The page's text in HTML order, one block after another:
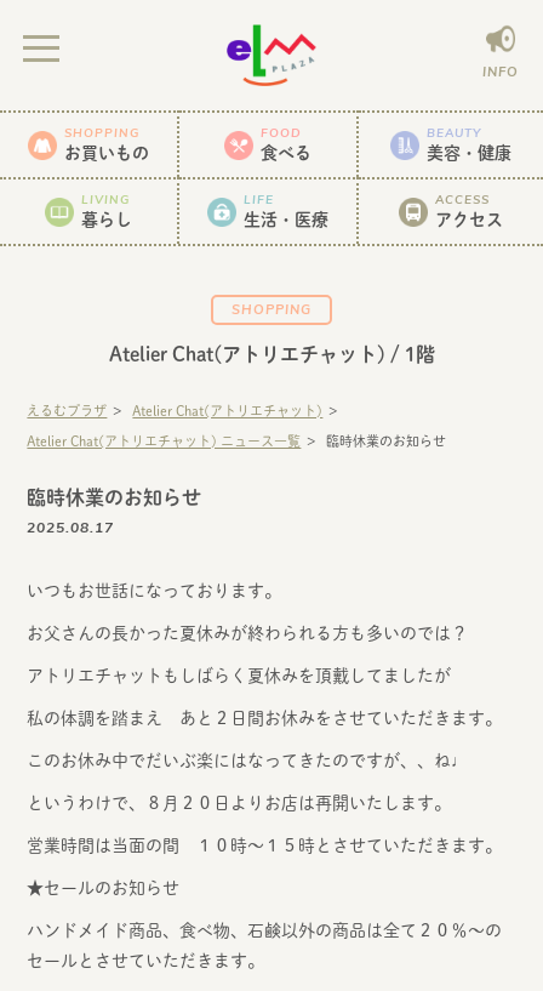
INFO
SHOPPING
お買いもの
FOOD
食べる
BEAUTY
美容・健康
LIVING
暮らし
LIFE
生活・医療
ACCESS
アクセス
SHOPPING
Atelier Chat(アトリエチャット) / 1階
えるむプラザ Atelier Chat(アトリエチャット)
Atelier Chat(アトリエチャット) ニュース一覧 臨時休業のお知らせ
臨時休業のお知らせ
2025.08.17
いつもお世話になっております。
お父さんの長かった夏休みが終わられる方も多いのでは？
アトリエチャットもしばらく夏休みを頂戴してましたが
私の体調を踏まえ あと２日間お休みをさせていただきます。
このお休み中でだいぶ楽にはなってきたのですが、、ね♩
というわけで、８月２０日よりお店は再開いたします。
営業時間は当面の間 １０時～１５時とさせていただきます。
★セールのお知らせ
ハンドメイド商品、食べ物、石鹸以外の商品は全て２０％～の
セールとさせていただきます。